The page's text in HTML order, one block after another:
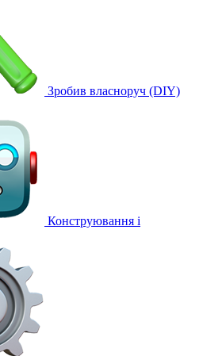
Зробив власноруч (DIY)
Конструювання і